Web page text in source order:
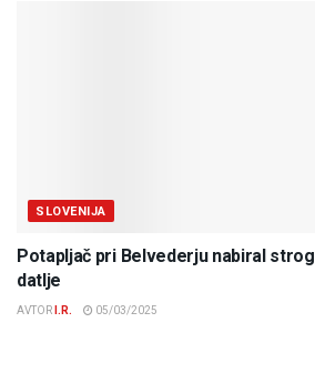
SLOVENIJA
Potapljač pri Belvederju nabiral
datlje
AVTOR I.R. 05/03/2025